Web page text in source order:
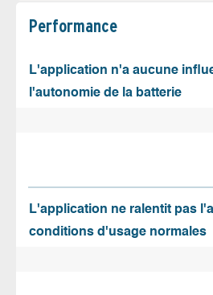
Performance
L'application n'a aucune
l'autonomie de la batterie
L'application ne ralentit pas
conditions d'usage normales